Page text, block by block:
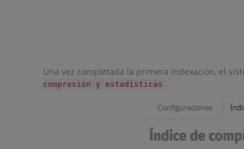
Una vez completada la primera indexación, el
compresión y estadísticas .